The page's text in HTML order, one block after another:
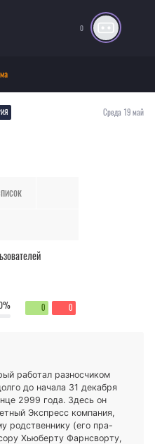
0
Среда 19 май
0 0
работал разносчиком
до начала 31 декабря
2999 года. Здесь он
Экспресс компания,
родственнику (его пра-
Хьюберту Фарнсворту,